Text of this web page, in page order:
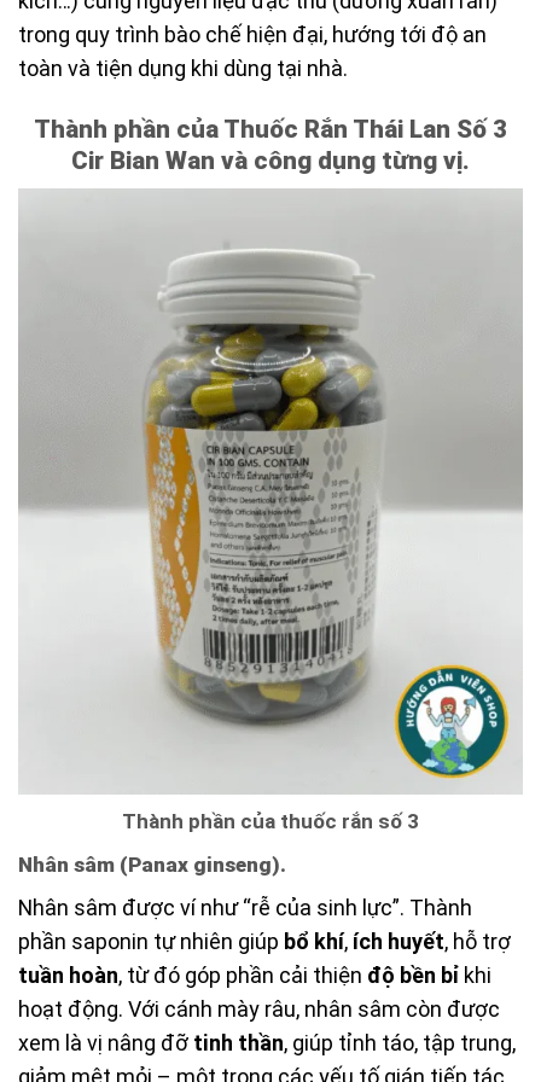
trong quy trình bào chế hiện đại, hướng tới độ an
toàn và tiện dụng khi dùng tại nhà.
Thành phần của Thuốc Rắn Thái Lan Số 3
Cir Bian Wan và công dụng từng vị.
Thành phần của thuốc rắn số 3
Nhân sâm (Panax ginseng).
Nhân sâm được ví như “rễ của sinh lực”. Thành
phần saponin tự nhiên giúp bổ khí, ích huyết, hỗ trợ
tuần hoàn, từ đó góp phần cải thiện độ bền bỉ khi
hoạt động. Với cánh mày râu, nhân sâm còn được
xem là vị nâng đỡ tinh thần, giúp tỉnh táo, tập trung,
giảm mệt mỏi – một trong các yếu tố gián tiếp tác